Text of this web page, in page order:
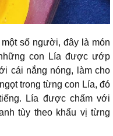
số người, đây là món
con Lía được ướp
cái nắng nóng, làm cho
trong từng con Lía, đó
Lía được chấm với
tùy theo khẩu vị từng